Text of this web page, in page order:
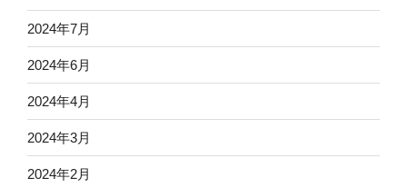
2024年7月
2024年6月
2024年4月
2024年3月
2024年2月